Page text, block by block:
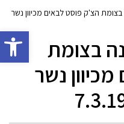
פתח
הצ'ק פוסט לבאים מכיוון נשר
בצומת
נשר